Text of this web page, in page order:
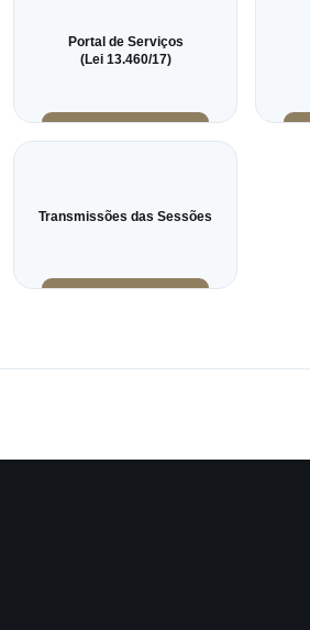
Portal de Serviços
(Lei 13.460/17)
Transmissões das Sessões